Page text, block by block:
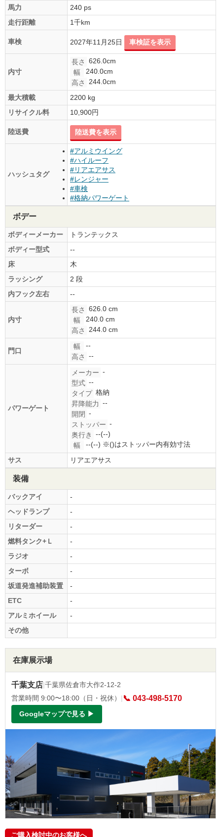
馬力
240 ps
走行距離
1千km
車検 2027年11月25日 車検証を表示
内寸
長さ
626.0cm
幅
240.0cm
高さ
244.0cm
最大積載
2200 kg
リサイクル料
10,900円
陸送費 陸送費を表示
ハッシュタグ
#アルミウイング
#ハイルーフ
#リアエアサス
#レンジャー
#車検
#格納パワーゲート
ボデー
ボディーメーカー
トランテックス
ボディー型式
--
床
木
ラッシング
2 段
内フック左右
--
内寸
長さ
626.0 cm
幅
240.0 cm
高さ
244.0 cm
門口
幅
--
高さ
--
パワーゲート
メーカー -
型式 --
タイプ 格納
昇降能力 --
開閉 -
ストッパー -
奥行き
--(--)
幅
--(--) ※()はストッパー内有効寸法
サス
リアエアサス
装備
バックアイ
-
ヘッドランプ
-
リターダー
-
燃料タンク+Ｌ
-
ラジオ
-
ターボ
-
坂道発進補助装置
-
ETC
-
アルミホイール
-
その他
在庫展示場
千葉支店|千葉県佐倉市大作2-12-2
営業時間 9:00〜18:00（日・祝休） | 📞 043-498-5170
Googleマップで見る ▶
ご購入検討中のお客様へ